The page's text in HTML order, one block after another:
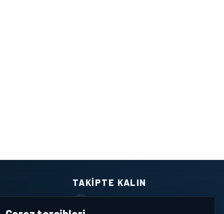
TAKIPTE KALIN